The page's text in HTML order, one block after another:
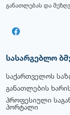
განათლებას და
სასარგებლო
საქართველოს
განათლების
პროფესიული
პორტალი